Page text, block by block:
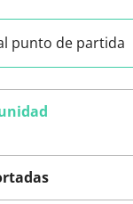
punto de partida